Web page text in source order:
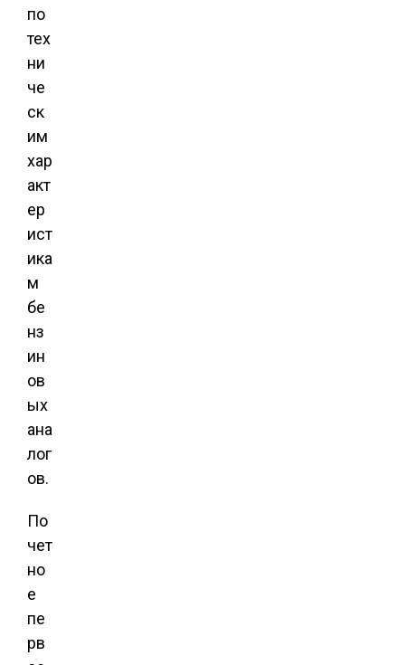
по
тех
ни
че
ск
им
хар
акт
ер
ист
ика
м
бе
нз
ин
ов
ых
ана
лог
ов.
По
чет
но
е
пе
рв